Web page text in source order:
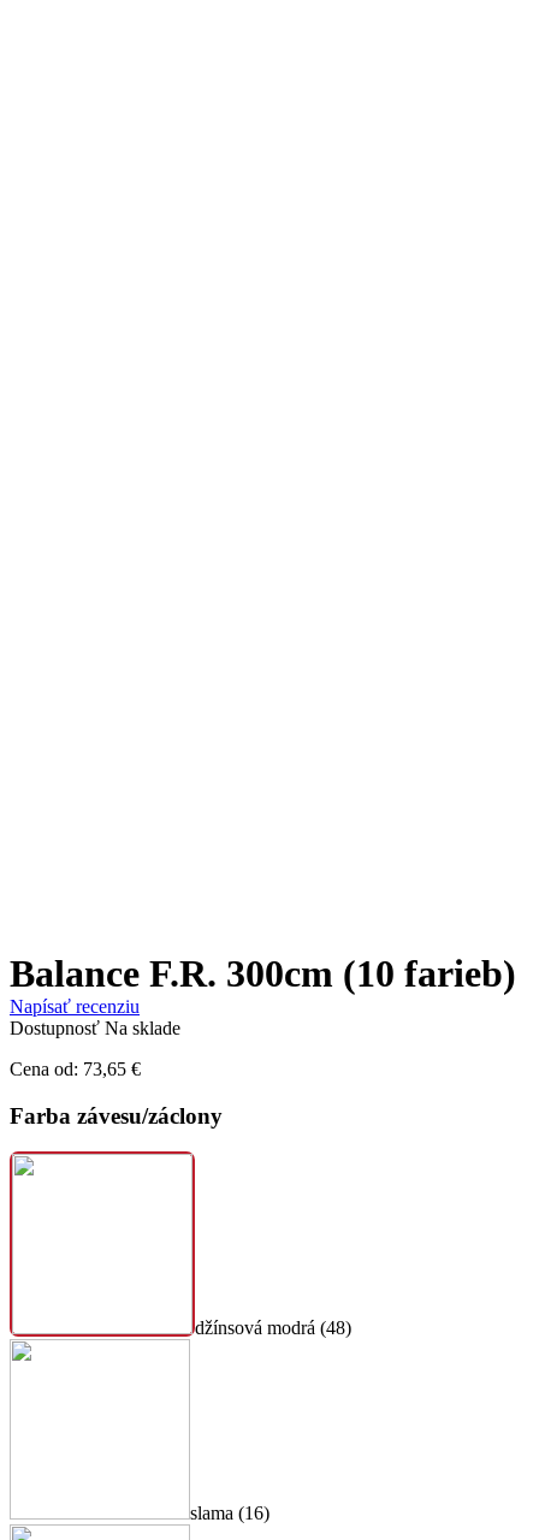
Balance F.R. 300cm (10 farieb)
Napísať recenziu
Dostupnosť Na sklade
Cena od: 73,65 €
Farba závesu/záclony
džínsová modrá (48)
slama (16)